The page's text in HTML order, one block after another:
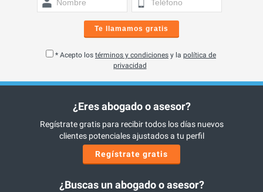
Te llamamos gratis
* Acepto los términos y condiciones y la política de
privacidad
¿Eres abogado o asesor?
Regístrate gratis para recibir todos los días nuevos
clientes potenciales ajustados a tu perfil
Regístrate gratis
¿Buscas un abogado o asesor?